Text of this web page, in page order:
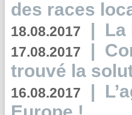
des races
18.08.2017 | La
17.08.2017 |
trouvé la
16.08.2017 |